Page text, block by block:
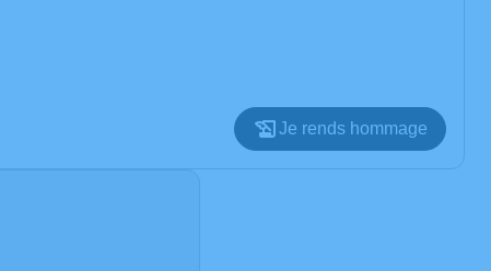
Je rends hommage